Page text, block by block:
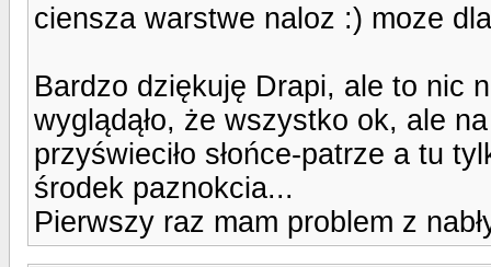
ciensza warstwe naloz :) moze
Bardzo dziękuję Drapi, ale to nic
wyglądąło, że wszystko ok, ale
przyświeciło słońce-patrze a tu
środek paznokcia...
Pierwszy raz mam problem z